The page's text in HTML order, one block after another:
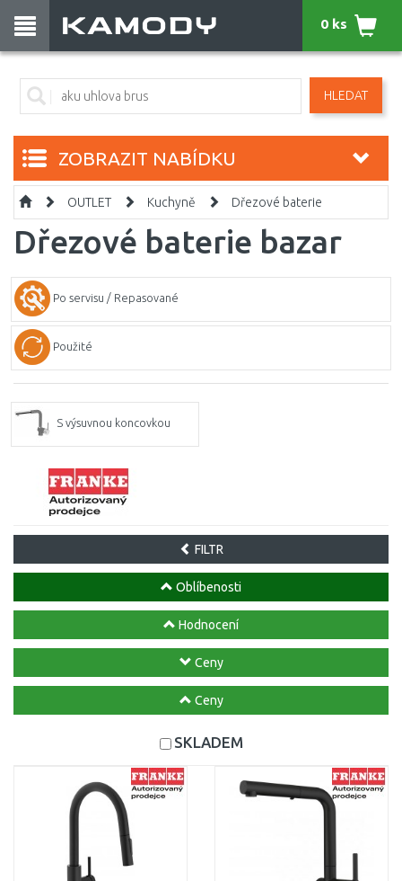
HLEDAT
0 ks
ZOBRAZIT NABÍDKU
OUTLET Kuchyně Dřezové baterie
Dřezové baterie bazar
Po servisu / Repasované
Použité
S výsuvnou koncovkou
FILTR
Oblíbenosti
Hodnocení
Ceny
Ceny
SKLADEM